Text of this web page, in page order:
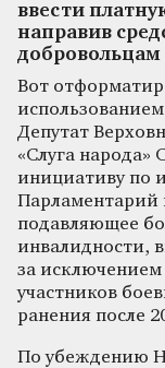
ввести
направив
добровольцам
Вот
Депутат
«Слуга народа»
инициативу по
Парламентарий
подавляющее
инвалидности,
за
участников
ранения после
По убеждению